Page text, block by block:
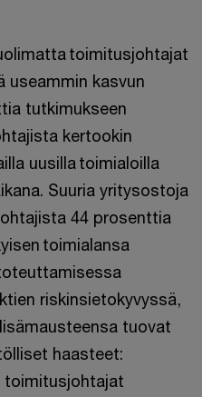
toimitusjohtajat
useammin kasvun
tutkimukseen
kertookin
uusilla toimialoilla
Suuria yritysostoja
44 prosenttia
toimialansa
riskinsietokyvyssä,
tuovat
haasteet:
toimitusjohtajat